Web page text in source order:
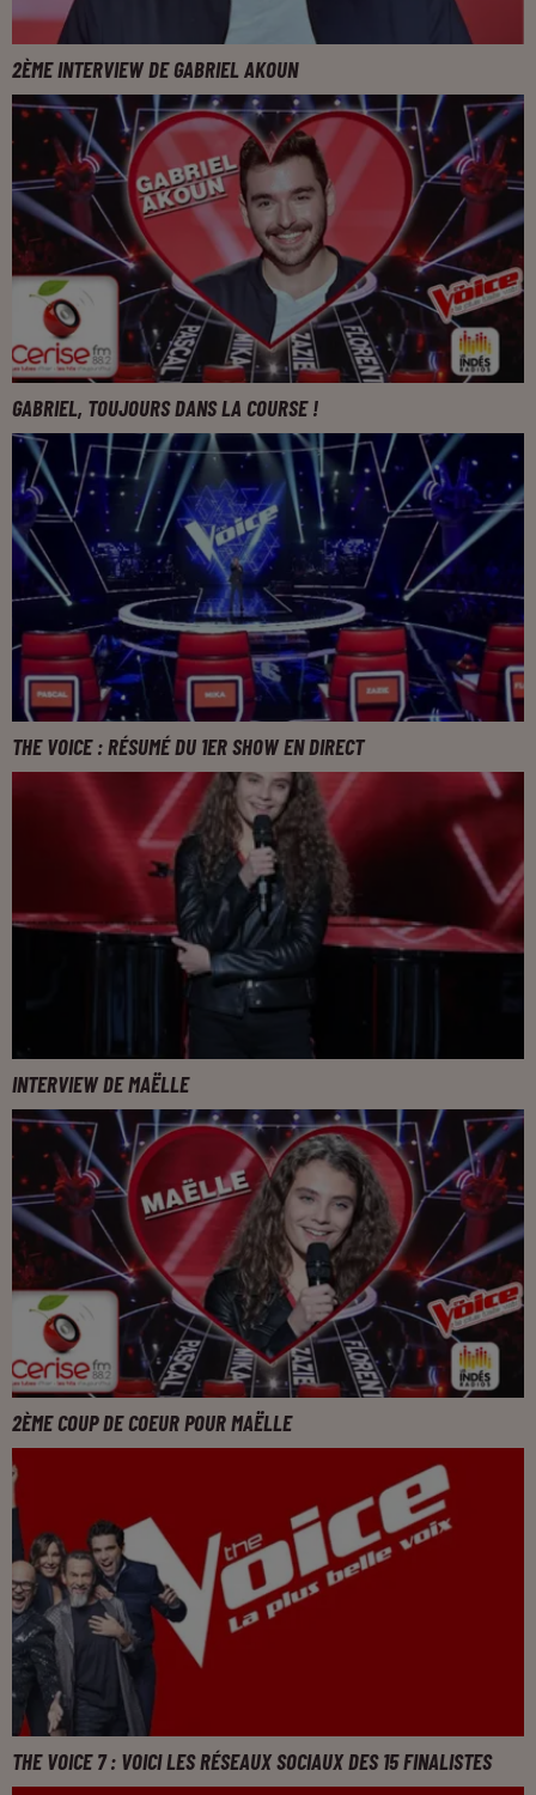
2ÈME INTERVIEW DE GABRIEL AKOUN
GABRIEL, TOUJOURS DANS LA COURSE !
THE VOICE : RÉSUMÉ DU 1ER SHOW EN DIRECT
INTERVIEW DE MAËLLE
2ÈME COUP DE COEUR POUR MAËLLE
THE VOICE 7 : VOICI LES RÉSEAUX SOCIAUX DES 15 FINALISTES